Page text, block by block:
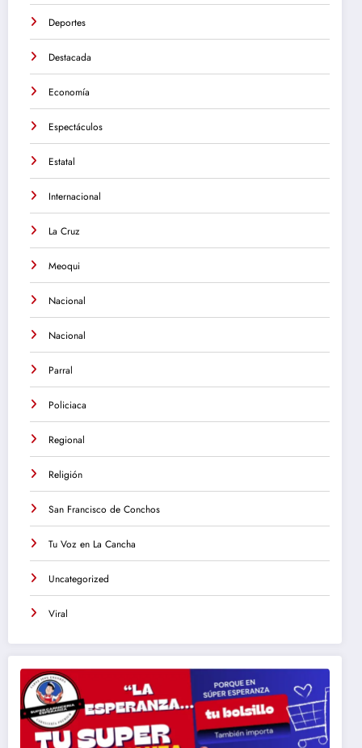
Deportes
Destacada
Economía
Espectáculos
Estatal
Internacional
La Cruz
Meoqui
Nacional
Nacional
Parral
Policiaca
Regional
Religión
San Francisco de Conchos
Tu Voz en La Cancha
Uncategorized
Viral